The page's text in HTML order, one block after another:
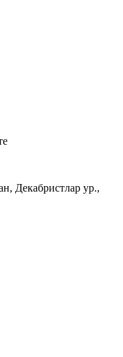
Декабристлар ур.,